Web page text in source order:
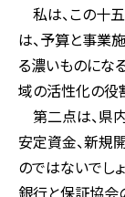
私は、この十
は、予算と事業
る濃いものにな
域の活性化の役
第二点は、県
安定資金、新規
のではないでし
銀行と保証協会